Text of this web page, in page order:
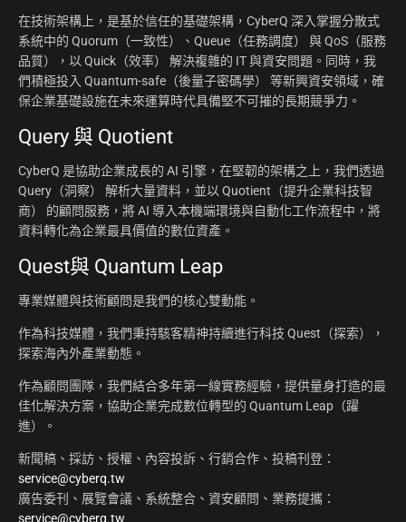
在技術架構上，是基於信任的基礎架構，CyberQ 深入掌握分散式
系統中的 Quorum（一致性）、Queue（任務調度） 與 QoS（服務
品質），以 Quick（效率） 解決複雜的 IT 與資安問題。同時，我
們積極投入 Quantum-safe（後量子密碼學） 等新興資安領域，確
保企業基礎設施在未來運算時代具備堅不可摧的長期競爭力。
Query 與 Quotient
CyberQ 是協助企業成長的 AI 引擎，在堅韌的架構之上，我們透過
Query（洞察） 解析大量資料，並以 Quotient（提升企業科技智
商） 的顧問服務，將 AI 導入本機端環境與自動化工作流程中，將
資料轉化為企業最具價值的數位資產。
Quest與 Quantum Leap
專業媒體與技術顧問是我們的核心雙動能。
作為科技媒體，我們秉持駭客精神持續進行科技 Quest（探索），
探索海內外產業動態。
作為顧問團隊，我們結合多年第一線實務經驗，提供量身打造的最
佳化解決方案，協助企業完成數位轉型的 Quantum Leap（躍
進）。
新聞稿、採訪、授權、內容投訴、行銷合作、投稿刊登：
service@cyberq.tw
廣告委刊、展覽會議、系統整合、資安顧問、業務提攜：
service@cyberq.tw